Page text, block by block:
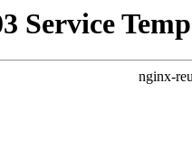
Service
nginx-